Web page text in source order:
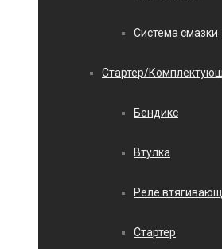
Система смазки
Стартер/
Бендикс
Втулка
Реле
Стартер